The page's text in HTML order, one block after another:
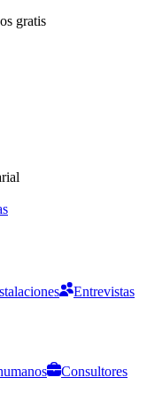
gratis
Entrevistas
Consultores